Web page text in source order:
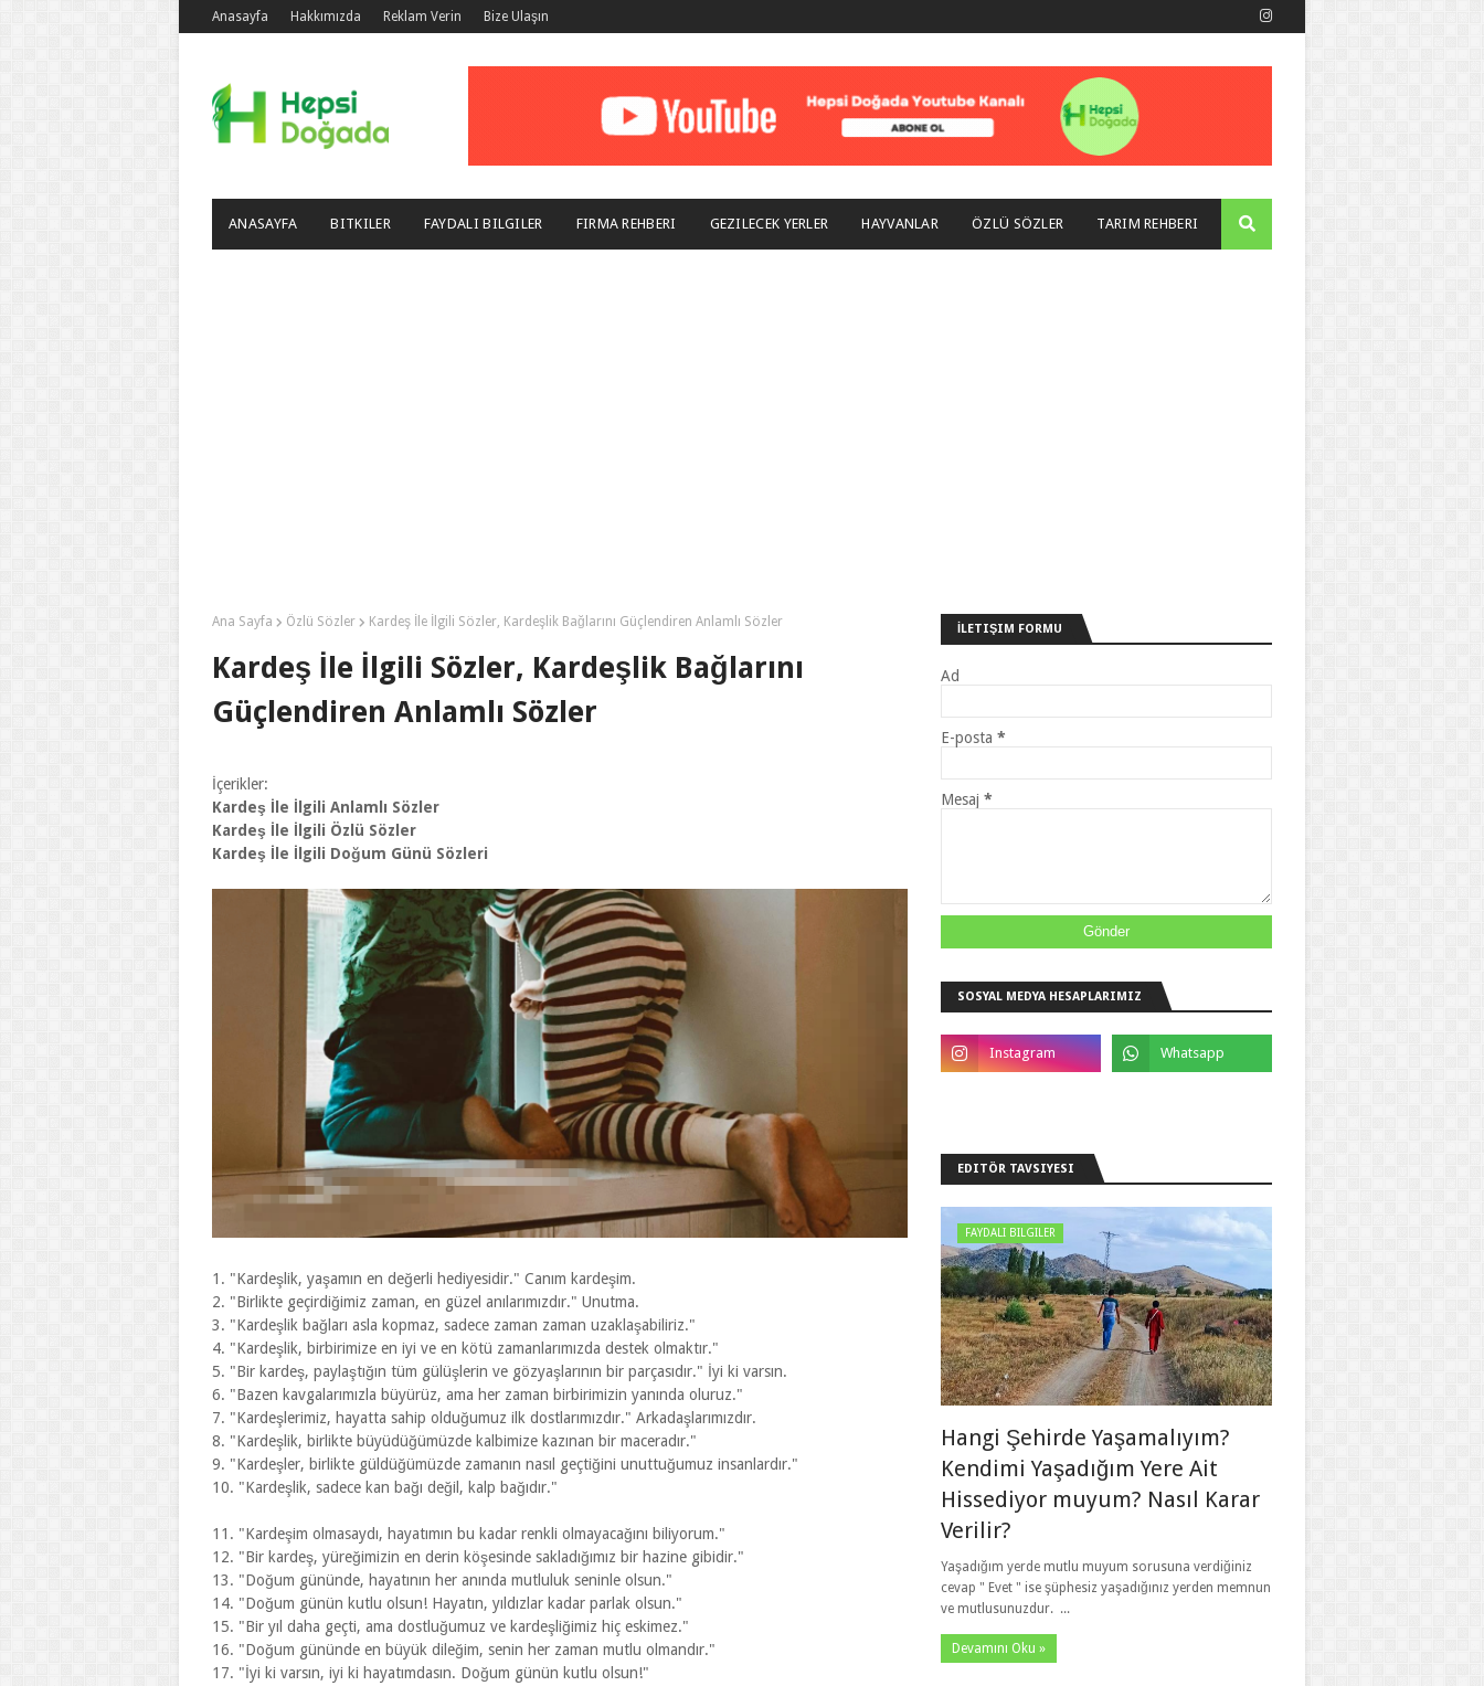
Anasayfa Hakkımızda Reklam Verin Bize Ulaşın
ANASAYFA BITKILER FAYDALI BILGILER FIRMA REHBERI GEZILECEK YERLER HAYVANLAR ÖZLÜ SÖZLER TARIM REHBERI
Ana Sayfa Özlü Sözler Kardeş İle İlgili Sözler, Kardeşlik Bağlarını Güçlendiren Anlamlı Sözler
Kardeş İle İlgili Sözler, Kardeşlik Bağlarını
Güçlendiren Anlamlı Sözler
İçerikler:
Kardeş İle İlgili Anlamlı Sözler
Kardeş İle İlgili Özlü Sözler
Kardeş İle İlgili Doğum Günü Sözleri
1. "Kardeşlik, yaşamın en değerli hediyesidir." Canım kardeşim.
2. "Birlikte geçirdiğimiz zaman, en güzel anılarımızdır." Unutma.
3. "Kardeşlik bağları asla kopmaz, sadece zaman zaman uzaklaşabiliriz."
4. "Kardeşlik, birbirimize en iyi ve en kötü zamanlarımızda destek olmaktır."
5. "Bir kardeş, paylaştığın tüm gülüşlerin ve gözyaşlarının bir parçasıdır." İyi ki varsın.
6. "Bazen kavgalarımızla büyürüz, ama her zaman birbirimizin yanında oluruz."
7. "Kardeşlerimiz, hayatta sahip olduğumuz ilk dostlarımızdır." Arkadaşlarımızdır.
8. "Kardeşlik, birlikte büyüdüğümüzde kalbimize kazınan bir maceradır."
9. "Kardeşler, birlikte güldüğümüzde zamanın nasıl geçtiğini unuttuğumuz insanlardır."
10. "Kardeşlik, sadece kan bağı değil, kalp bağıdır."
11. "Kardeşim olmasaydı, hayatımın bu kadar renkli olmayacağını biliyorum."
12. "Bir kardeş, yüreğimizin en derin köşesinde sakladığımız bir hazine gibidir."
13. "Doğum gününde, hayatının her anında mutluluk seninle olsun."
14. "Doğum günün kutlu olsun! Hayatın, yıldızlar kadar parlak olsun."
15. "Bir yıl daha geçti, ama dostluğumuz ve kardeşliğimiz hiç eskimez."
16. "Doğum gününde en büyük dileğim, senin her zaman mutlu olmandır."
17. "İyi ki varsın, iyi ki hayatımdasın. Doğum günün kutlu olsun!"
İLETIŞIM FORMU
Ad
E-posta *
Mesaj *
SOSYAL MEDYA HESAPLARIMIZ
EDITÖR TAVSIYESI
FAYDALI BILGILER
Hangi Şehirde Yaşamalıyım?
Kendimi Yaşadığım Yere Ait
Hissediyor muyum? Nasıl Karar
Verilir?
Yaşadığım yerde mutlu muyum sorusuna verdiğiniz
cevap " Evet " ise şüphesiz yaşadığınız yerden memnun
ve mutlusunuzdur. ...
Devamını Oku »